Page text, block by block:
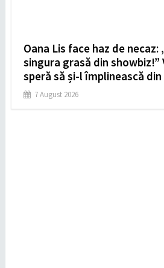
Oana Lis face haz de necaz:
singura grasă din showbiz!”
speră să și-l împlinească din
7 August 2026